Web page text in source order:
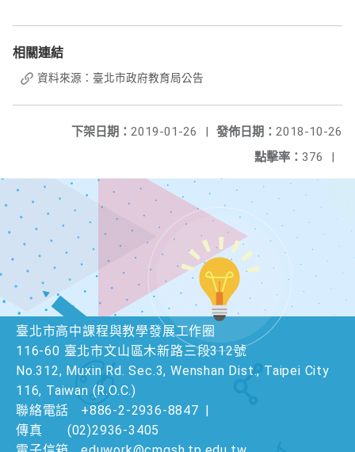
相關連結
資料來源：臺北市政府教育局公告
發佈日期： 2018-10-26
下架日期： 2019-01-26
|
點擊率： 376 |
臺北市高中課程與教學發展工作圈
116-60 臺北市文山區木新路三段312號
No.312, Muxin Rd. Sec.3, Wenshan Dist., Taipei City
116, Taiwan (R.O.C.)
聯絡電話
+886-2-2936-8847 |
傳真
(02)2936-3405